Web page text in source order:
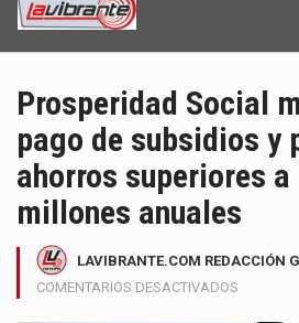
Prosperidad Social
pago de subsidios y
ahorros superiores a
millones anuales
LAVIBRANTE.COM REDACCIÓN
COMENTARIOS DESACTIVADOS